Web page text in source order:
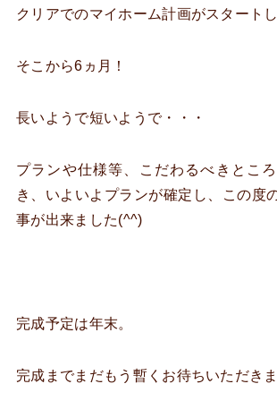
クリアでのマイホーム計画がスタートし
そこから6ヵ月！
長いようで短いようで・・・
プランや仕様等、こだわるべきとこ
き、いよいよプランが確定し、この度
事が出来ました(^^)
完成予定は年末。
完成までまだもう暫くお待ちいただきま